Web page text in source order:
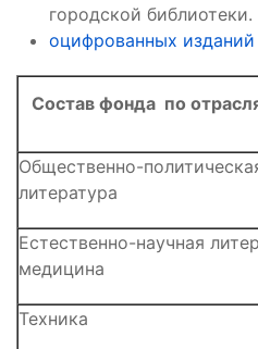
городской библиотеки.
оцифрованных изданий
Состав фонда по
Общественно-
литература
Естественно-научная
медицина
Техника